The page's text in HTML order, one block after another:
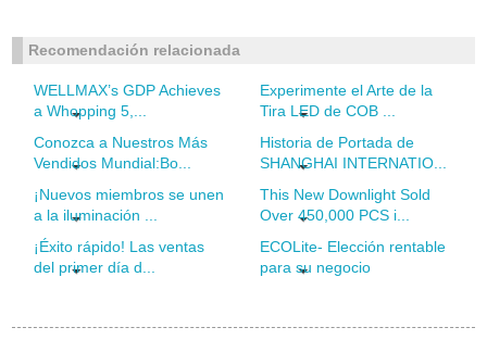
Recomendación relacionada
WELLMAX’s GDP Achieves
a Whopping 5,...
Experimente el Arte de la
Tira LED de COB ...
Conozca a Nuestros Más
Vendidos Mundial:Bo...
Historia de Portada de
SHANGHAI INTERNATIO...
¡Nuevos miembros se unen
a la iluminación ...
This New Downlight Sold
Over 450,000 PCS i...
¡Éxito rápido! Las ventas
del primer día d...
ECOLite- Elección rentable
para su negocio